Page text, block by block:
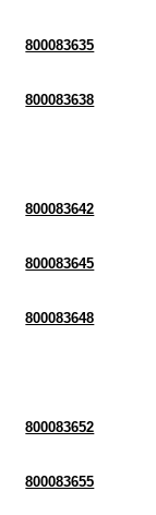
800083635
800083638
800083642
800083645
800083648
800083652
800083655